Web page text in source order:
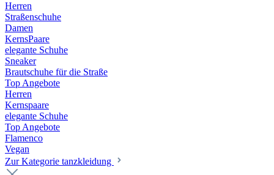
Herren
Straßenschuhe
Damen
KernsPaare
elegante Schuhe
Sneaker
Brautschuhe für die Straße
Top Angebote
Herren
Kernspaare
elegante Schuhe
Top Angebote
Flamenco
Vegan
Zur Kategorie tanzkleidung